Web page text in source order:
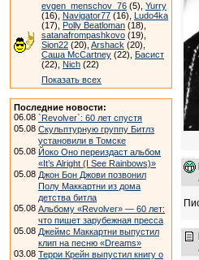
evgen_menschov_76 (5), Yurry
(16), Navigator77 (16), Ludo4ka
(17), Polly Beatloman (18),
satanafrompashkovo (19),
Sion22 (20), Arshack (20),
Саша McCartney (22), Басист
(22), Nich (22)
Показать всех
Последние новости:
06.08 `Revolver`: 60 лет спустя
05.08 Скульптурную группу Битлз
установили в Томске
05.08 Йоко Оно переиздаст альбом
«It’s Alright (I See Rainbows)»
05.08 Джон Бон Джови позвонил
Полу Маккартни из дома
детства битла
05.08 Альбому «Revolver» — 60 лет:
что пишет зарубежная пресса
05.08 Джеймс Маккартни выпустил
клип на песню «Dreams»
03.08 Терри Крейн выпустил книгу о